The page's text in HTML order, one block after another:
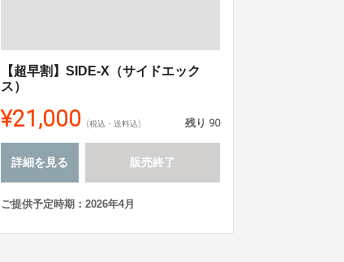
【超早割】SIDE-X（サイドエック
ス）
¥21,000 (税込・送料込) 残り 90
詳細を見る 販売終了
ご提供予定時期：2026年4月